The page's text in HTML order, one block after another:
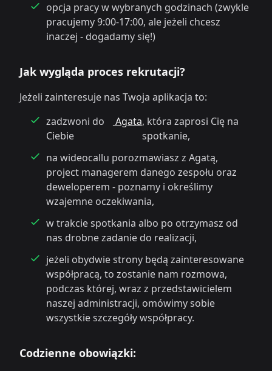
opcja pracy w wybranych godzinach (zwykle
pracujemy 9:00-17:00, ale jeżeli chcesz
inaczej - dogadamy się!)
Jak wygląda proces rekrutacji?
Jeżeli zainteresuje nas Twoja aplikacja to:
zadzwoni do
Ciebie
Agata, która zaprosi Cię na
spotkanie,
na wideocallu porozmawiasz z Agatą,
project managerem danego zespołu oraz
deweloperem - poznamy i określimy
wzajemne oczekiwania,
w trakcie spotkania albo po otrzymasz od
nas drobne zadanie do realizacji,
jeżeli obydwie strony będą zainteresowane
współpracą, to zostanie nam rozmowa,
podczas której, wraz z przedstawicielem
naszej administracji, omówimy sobie
wszystkie szczegóły współpracy.
Codzienne obowiązki: